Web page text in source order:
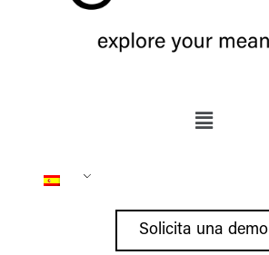
Solicita una demo